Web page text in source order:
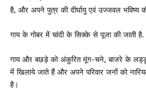
है, और अपने पुत्र की दीर्घायु एवं उज्जवल भविष्य
गाय के गोबर में चांदी के सिक्के से पूजा की जाती है.
गाय और बछड़े को अंकुरित मूंग-चने, बाजरे के
में खिलाये जाते हैं और अपने परिवार जनों को
है।